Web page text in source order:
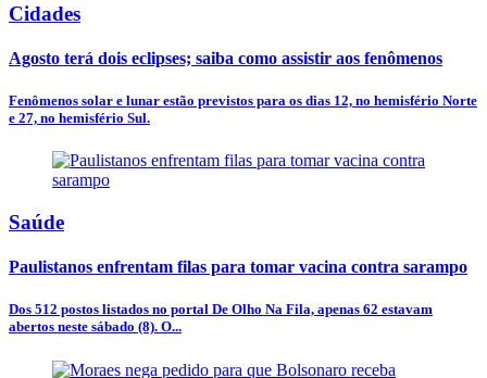
Cidades
Agosto terá dois eclipses; saiba como assistir aos fenômenos
Fenômenos solar e lunar estão previstos para os dias 12, no hemisfério Norte
e 27, no hemisfério Sul.
Saúde
Paulistanos enfrentam filas para tomar vacina contra sarampo
Dos 512 postos listados no portal De Olho Na Fila, apenas 62 estavam
abertos neste sábado (8). O...